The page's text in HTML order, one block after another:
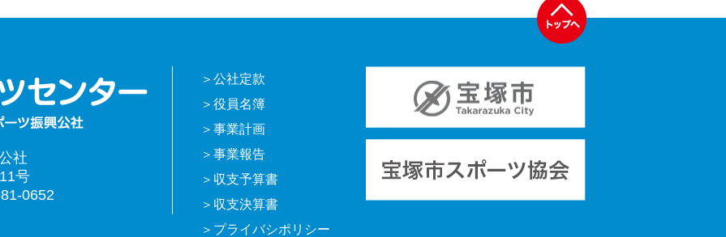
社
号
0652
公社定款
役員名簿
事業計画
事業報告
収支予算書
収支決算書
プライバシポリシー